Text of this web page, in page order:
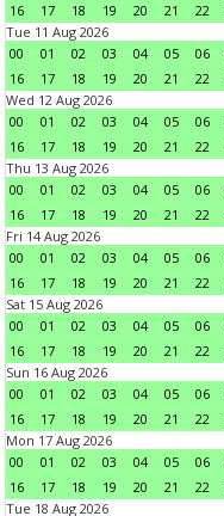
16
17 18 19 20 21 22
Tue 11 Aug 2026
00
01 02 03 04 05 06
16
17 18 19 20 21 22
Wed 12 Aug 2026
00
01 02 03 04 05 06
16
17 18 19 20 21 22
Thu 13 Aug 2026
00
01 02 03 04 05 06
16
17 18 19 20 21 22
Fri 14 Aug 2026
00
01 02 03 04 05 06
16
17 18 19 20 21 22
Sat 15 Aug 2026
00
01 02 03 04 05 06
16
17 18 19 20 21 22
Sun 16 Aug 2026
00
01 02 03 04 05 06
16
17 18 19 20 21 22
Mon 17 Aug 2026
00
01 02 03 04 05 06
16
17 18 19 20 21 22
Tue 18 Aug 2026